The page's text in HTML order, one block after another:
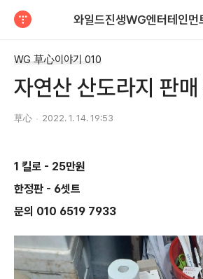
WG 草心이야기 010
자연산 산도라지 판
草心 2022. 1. 14. 19:53
1 킬로 - 25만원
한정판 - 6셋트
문의 010 6519 7933